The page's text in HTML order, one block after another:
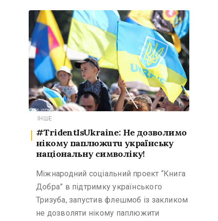
ІНШЕ
#TridentIsUkraine: Не дозволимо
нікому пaплюжuтu українську
національну символіку!
Міжнародний соціальний проект “Книга
Добра” в підтримку українського
Тризуба, запустив флешмоб із закликом
не дозволяти нікому паплюжити